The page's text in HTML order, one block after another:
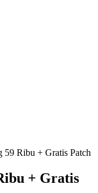
59 Ribu + Gratis Patch
+ Gratis